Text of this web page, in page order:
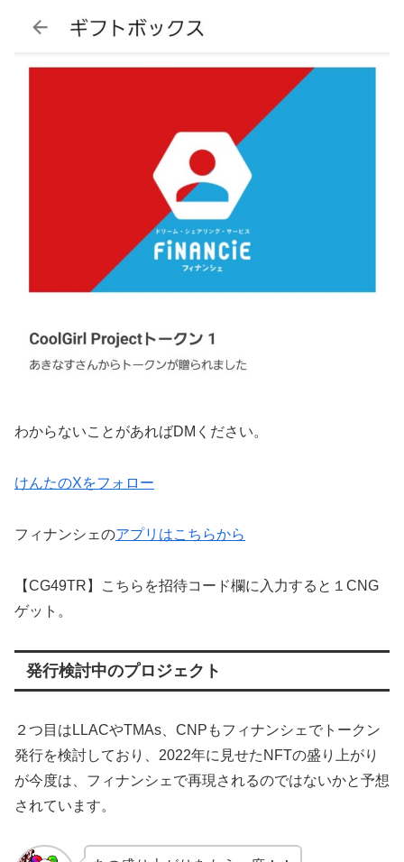
わからないことがあればDMください。
けんたのXをフォロー
フィナンシェのアプリはこちらから
【CG49TR】こちらを招待コード欄に入力すると１CNG
ゲット。
発行検討中のプロジェクト
２つ目はLLACやTMAs、CNPもフィナンシェでトークン
発行を検討しており、2022年に見せたNFTの盛り上がり
が今度は、フィナンシェで再現されるのではないかと予想
されています。